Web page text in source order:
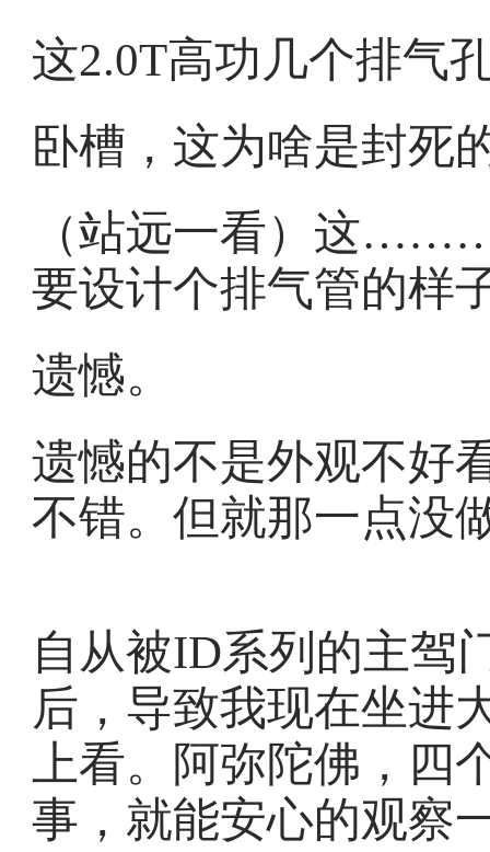
这2.0T高功几个排气
卧槽，这为啥是封死
（站远一看）这
要设计个排气管的样
遗憾。
遗憾的不是外观不好
不错。但就那一点没
自从被ID系列的主驾
后，导致我现在坐进
上看。阿弥陀佛，四
事，就能安心的观察